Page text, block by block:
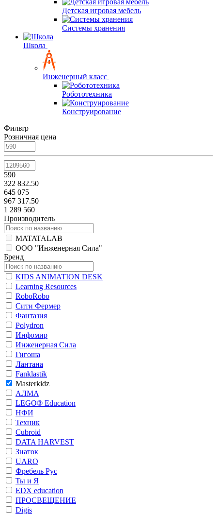
Детская игровая мебель
Системы хранения
Школа
Инженерный класс
Робототехника
Конструирование
Фильтр
Розничная цена
590
322 832.50
645 075
967 317.50
1 289 560
Производитель
MATATALAB
ООО "Инженерная Сила"
Бренд
KIDS ANIMATION DESK
Learning Resources
RoboRobo
Сити Фермер
Фантазия
Polydron
Инфомир
Инженерная Сила
Гигоша
Лантана
Fanklastik
Masterkidz
АЛМА
LEGO® Education
НФИ
Техник
Cubroid
DATA HARVEST
Знаток
UARO
Фребель Рус
Ты и Я
EDX education
ПРОСВЕЩЕНИЕ
Digis